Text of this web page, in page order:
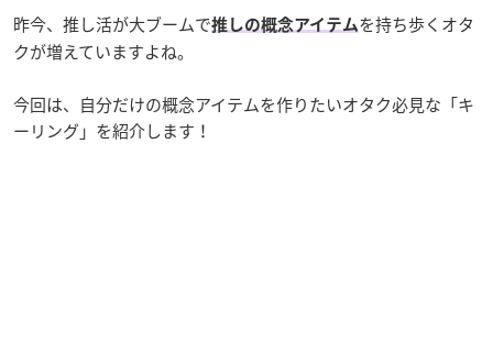
昨今、推し活が大ブームで推しの概念アイテムを持ち歩くオタ
クが増えていますよね。
今回は、自分だけの概念アイテムを作りたいオタク必見な「キ
ーリング」を紹介します！